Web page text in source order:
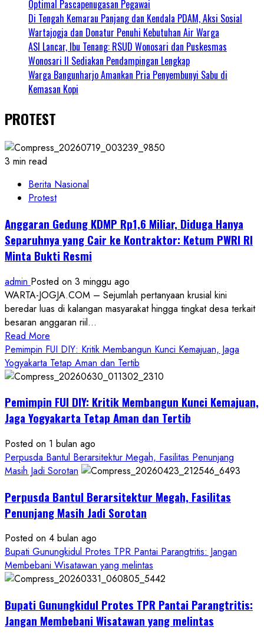
Optimal Pascapenugasan Pegawai
Di Tengah Kemarau Panjang dan Kendala PDAM, Aksi Sosial
Wartajogja dan Donatur Penuhi Kebutuhan Air Warga
ASI Lancar, Ibu Tenang: RSUD Wonosari dan Puskesmas
Wonosari II Sediakan Pendampingan Lengkap
Warga Bangunharjo Amankan Pria Penyembunyi Sabu di
Kemasan Kopi
PROTEST
3 min read
Berita Nasional
Protest
Anggaran Gedung KDMP Rp1,6 Miliar, Diduga Hanya
Separuhnya yang Cair ke Kontraktor: Ketum PWRI RI
Minta Bukti Resmi
admin Posted on 3 minggu ago
WARTA-JOGJA.COM – Sejumlah pertanyaan krusial kini
beredar luas di kalangan masyarakat hingga tingkat desa terkait
besaran anggaran riil...
Read More
more
about
Anggaran
KDMP
Rp1,6
Diduga
Hanya
Separuhnya
Cair
ke
Ketum
PWRI
RI
Minta
Resmi
Pemimpin FUI DIY: Kritik Membangun Kunci Kemajuan, Jaga
Yogyakarta Tetap Aman dan Tertib
Pemimpin FUI DIY: Kritik Membangun Kunci Kemajuan,
Jaga Yogyakarta Tetap Aman dan Tertib
Posted on 1 bulan ago
Perpusda Bantul Berarsitektur Megah, Fasilitas Penunjang
Masih Jadi Sorotan
Perpusda Bantul Berarsitektur Megah, Fasilitas
Penunjang Masih Jadi Sorotan
Posted on 4 bulan ago
Bupati Gunungkidul Protes TPR Pantai Parangtritis: Jangan
Membebani Wisatawan yang melintas
Bupati Gunungkidul Protes TPR Pantai Parangtritis:
Jangan Membebani Wisatawan yang melintas